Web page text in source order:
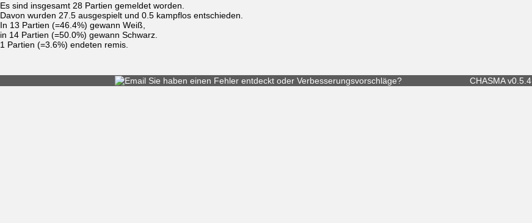
Es sind insgesamt 28 Partien gemeldet worden.
Davon wurden 27.5 ausgespielt und 0.5 kampflos entschieden.
In 13 Partien (=46.4%) gewann Weiß,
in 14 Partien (=50.0%) gewann Schwarz.
1 Partien (=3.6%) endeten remis.
Sie haben einen Fehler entdeckt oder Verbesserungsvorschläge? CHASMA v0.5.4